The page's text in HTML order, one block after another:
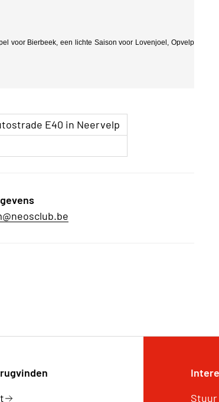
voor Bierbeek, een lichte Saison voor Lovenjoel, Opvelp
E40 in Neervelp
Stuur